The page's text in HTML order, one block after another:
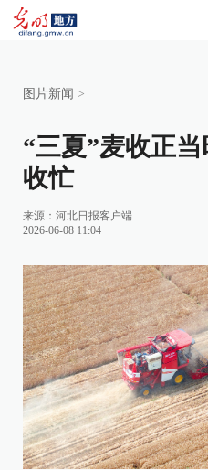
图片新闻 >
“三夏”麦收正
收忙
来源： 河北日报客户端
2026-06-08 11:04